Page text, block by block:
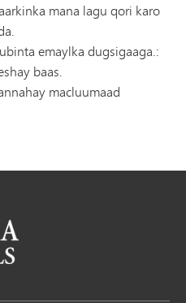
mana lagu qori karo
emaylka dugsigaaga.:
baas.
macluumaad